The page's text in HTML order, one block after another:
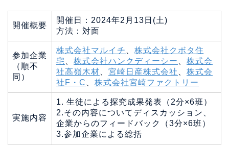
開催概要
開催日：2024年2月13日(土)
方法：対面
参加企業
（順不
同）
株式会社マルイチ
株式会社クボタ住
宅
株式会社ハンクディーシー
株式会
社高嶺木材
宮崎日産株式会社
株式会
社F・C
株式会社宮崎ファクトリー
実施内容
1. 生徒による探究成果発表（2分×6班）
2.その内容についてディスカッション、
企業からのフィードバック（3分×6班）
3.参加企業による総括